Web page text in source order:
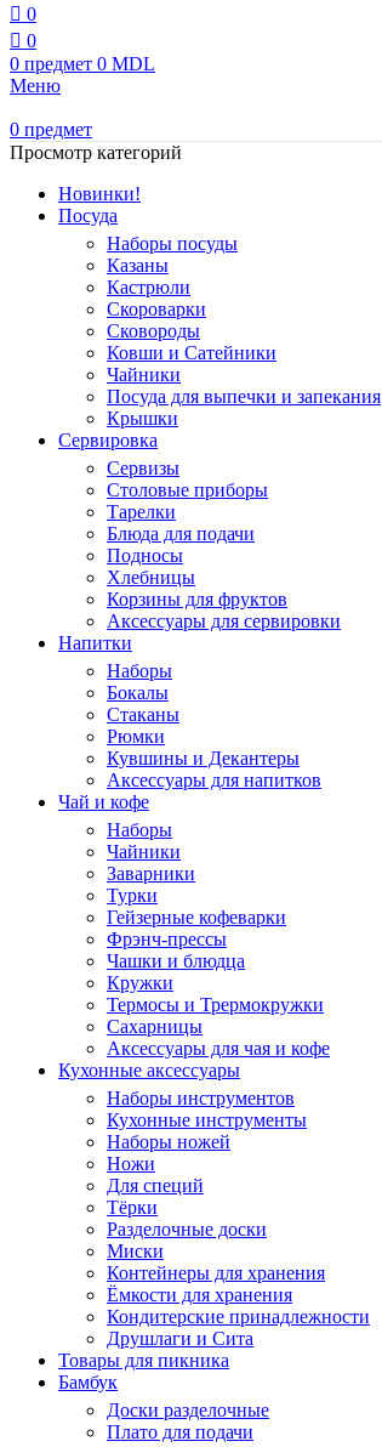
0
0
0 предмет 0 MDL
Меню
0 предмет
Просмотр категорий
Новинки!
Посуда
Наборы посуды
Казаны
Кастрюли
Скороварки
Сковороды
Ковши и Сатейники
Чайники
Посуда для выпечки и запекания
Крышки
Сервировка
Сервизы
Столовые приборы
Тарелки
Блюда для подачи
Подносы
Хлебницы
Корзины для фруктов
Аксессуары для сервировки
Напитки
Наборы
Бокалы
Стаканы
Рюмки
Кувшины и Декантеры
Аксессуары для напитков
Чай и кофе
Наборы
Чайники
Заварники
Турки
Гейзерные кофеварки
Фрэнч-прессы
Чашки и блюдца
Кружки
Термосы и Трермокружки
Сахарницы
Аксессуары для чая и кофе
Кухонные аксессуары
Наборы инструментов
Кухонные инструменты
Наборы ножей
Ножи
Для специй
Тёрки
Разделочные доски
Миски
Контейнеры для хранения
Ёмкости для хранения
Кондитерские принадлежности
Друшлаги и Сита
Товары для пикника
Бамбук
Доски разделочные
Плато для подачи